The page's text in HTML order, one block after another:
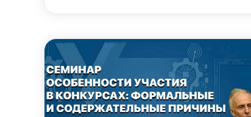
идентичности, стойкости и готовности
к защите Родины!
План мероприятия:
Беседа о преемственности поколений,
о подвигах Великой Отечественной
Войны и о […]